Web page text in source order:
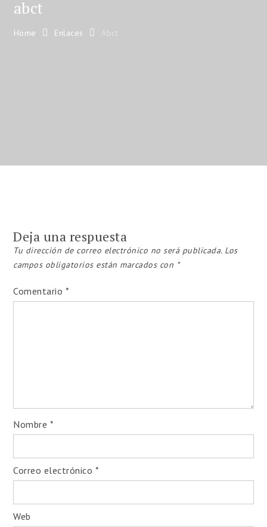
abct
Home Enlaces Abct
Deja una respuesta
Tu dirección de correo electrónico no será publicada. Los
campos obligatorios están marcados con *
Comentario *
Nombre *
Correo electrónico *
Web